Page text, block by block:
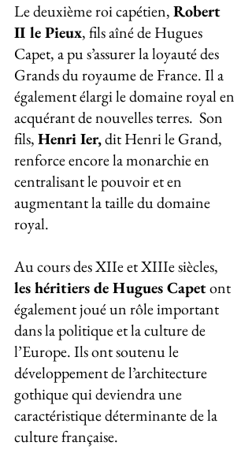
Le deuxième roi capétien, Robert
II le Pieux, fils aîné de Hugues
Capet, a pu s’assurer la loyauté des
Grands du royaume de France. Il a
également élargi le domaine royal en
acquérant de nouvelles terres.  Son
fils, Henri Ier, dit Henri le Grand,
renforce encore la monarchie en
centralisant le pouvoir et en
augmentant la taille du domaine
royal.
Au cours des XIIe et XIIIe siècles,
les héritiers de Hugues Capet ont
également joué un rôle important
dans la politique et la culture de
l’Europe. Ils ont soutenu le
développement de l’architecture
gothique qui deviendra une
caractéristique déterminante de la
culture française.